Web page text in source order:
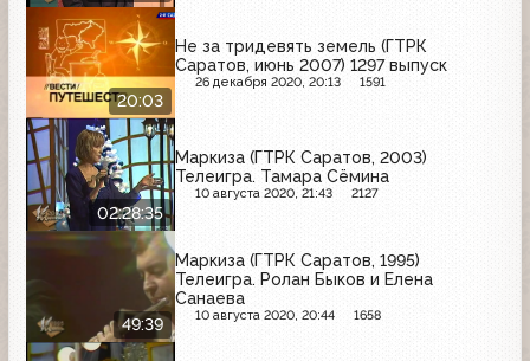
20:03
Не за тридевять земель (ГТРК
Саратов, июнь 2007) 1297 выпуск
26 декабря 2020, 20:13 1591
02:28:35
Маркиза (ГТРК Саратов, 2003)
Телеигра. Тамара Сёмина
10 августа 2020, 21:43 2127
49:39
Маркиза (ГТРК Саратов, 1995)
Телеигра. Ролан Быков и Елена
Санаева
10 августа 2020, 20:44 1658